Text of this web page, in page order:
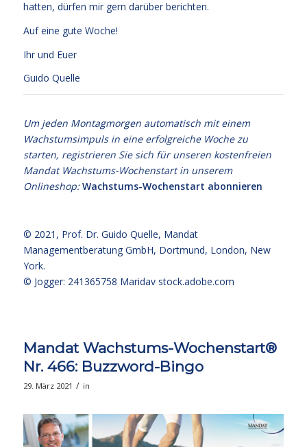
hatten, dürfen mir gern darüber berichten.
Auf eine gute Woche!
Ihr und Euer
Guido Quelle
Um jeden Montagmorgen automatisch mit einem
Wachstumsimpuls in eine erfolgreiche Woche zu
starten, registrieren Sie sich für unseren kostenfreien
Mandat Wachstums-Wochenstart in unserem
Onlineshop:Wachstums-Wochenstart abonnieren
© 2021, Prof. Dr. Guido Quelle, Mandat
Managementberatung GmbH, Dortmund, London, New
York.
© Jogger: 241365758 Maridav stock.adobe.com
Mandat Wachstums-Wochenstart®
Nr. 466: Buzzword-Bingo
29. März 2021 / in